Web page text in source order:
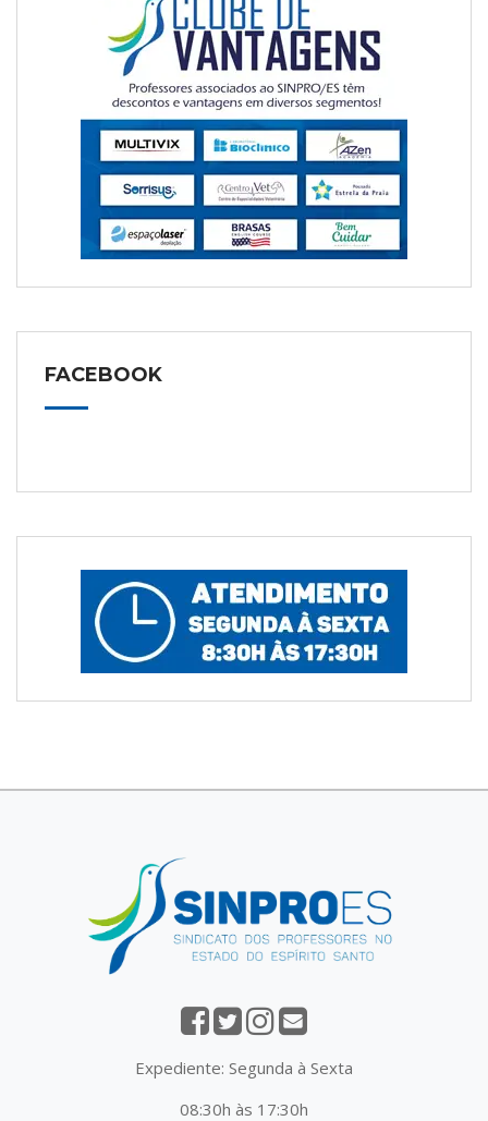
FACEBOOK
Expediente: Segunda à Sexta
08:30h às 17:30h